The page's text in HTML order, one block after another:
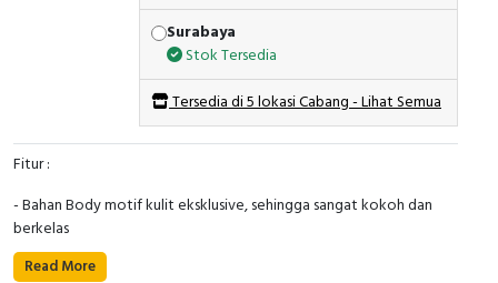
Surabaya
Stok Tersedia
Tersedia di 5 lokasi Cabang - Lihat Semua
Fitur :
- Bahan Body motif kulit eksklusive, sehingga sangat kokoh dan
berkelas
- Bisa digunakan untuk cukuran kering maupun basah
Read More